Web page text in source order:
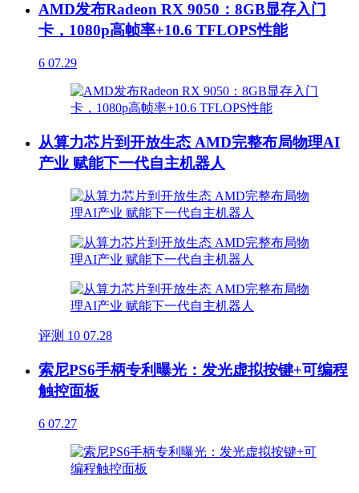
AMD发布Radeon RX 9050：8GB显存入门
卡，1080p高帧率+10.6 TFLOPS性能
6 07.29
从算力芯片到开放生态 AMD完整布局物理AI
产业 赋能下一代自主机器人
评测 10 07.28
索尼PS6手柄专利曝光：发光虚拟按键+可编程
触控面板
6 07.27